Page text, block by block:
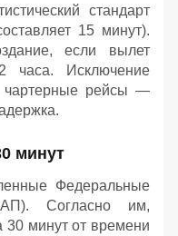
стандарт
15 минут).
если вылет
часа. Исключение
чартерные рейсы —
минут
Федеральные
Согласно им,
30 минут от времени